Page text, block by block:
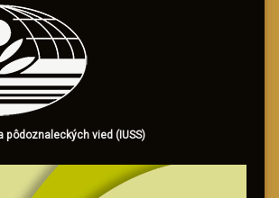
pôdoznaleckých vied (IUSS)